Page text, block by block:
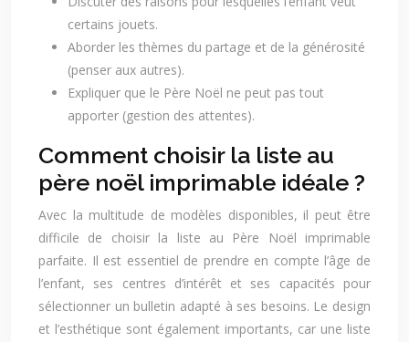
certains jouets.
Aborder les thèmes du partage et de la générosité
(penser aux autres).
Expliquer que le Père Noël ne peut pas tout
apporter (gestion des attentes).
Comment choisir la liste au
père noël imprimable idéale ?
Avec la multitude de modèles disponibles, il peut être
difficile de choisir la liste au Père Noël imprimable
parfaite. Il est essentiel de prendre en compte l’âge de
l’enfant, ses centres d’intérêt et ses capacités pour
sélectionner un bulletin adapté à ses besoins. Le design
et l’esthétique sont également importants, car une liste